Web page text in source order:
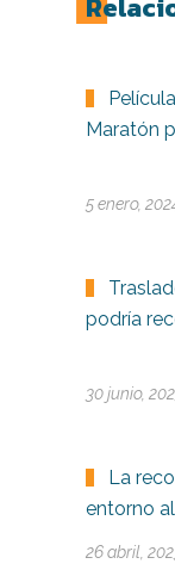
Maratón
5 enero,
podría
30 junio,
La
entorno
26 abril,